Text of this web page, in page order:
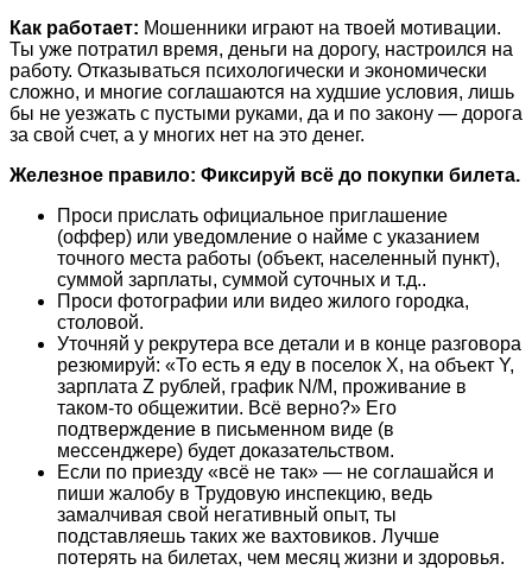
Как работает: Мошенники играют на твоей мотивации.
Ты уже потратил время, деньги на дорогу, настроился на
работу. Отказываться психологически и экономически
сложно, и многие соглашаются на худшие условия, лишь
бы не уезжать с пустыми руками, да и по закону — дорога
за свой счет, а у многих нет на это денег.
Железное правило: Фиксируй всё до покупки билета.
Проси прислать официальное приглашение
(оффер) или уведомление о найме с указанием
точного места работы (объект, населенный пункт),
суммой зарплаты, суммой суточных и т.д..
Проси фотографии или видео жилого городка,
столовой.
Уточняй у рекрутера все детали и в конце разговора
резюмируй: «То есть я еду в поселок X, на объект Y,
зарплата Z рублей, график N/M, проживание в
таком-то общежитии. Всё верно?» Его
подтверждение в письменном виде (в
мессенджере) будет доказательством.
Если по приезду «всё не так» — не соглашайся и
пиши жалобу в Трудовую инспекцию, ведь
замалчивая свой негативный опыт, ты
подставляешь таких же вахтовиков. Лучше
потерять на билетах, чем месяц жизни и здоровья.